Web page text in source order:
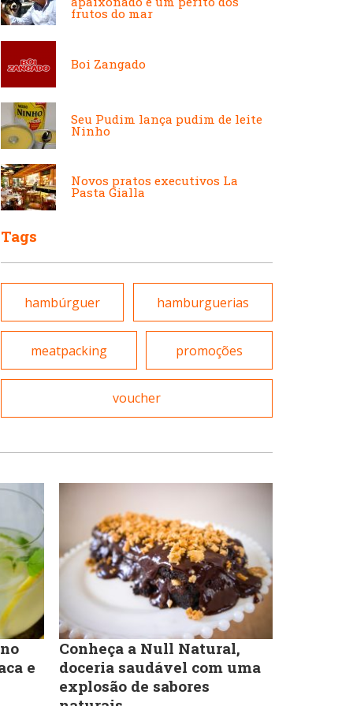
Francesa
Internacional
Lanchonetes
Massas
Padarias e Confeitarias
Peixes e Frutos do Mar
Pizzarias
Portuguesa
Japonesa e Oriental
Lanchonetes
Padarias e Confeitarias
Peixes e Frutos do Mar
Pizzarias
Portuguesa
Sobremesas e sorvetes
Variados
frutos do mar
Boi Zangado
Seu Pudim lança pudim de leite
Ninho
Novos pratos executivos La
Pasta Gialla
Tags
hambúrguer hamburguerias
meatpacking promoções
voucher
e
Conheça a Null Natural,
doceria saudável com uma
explosão de sabores